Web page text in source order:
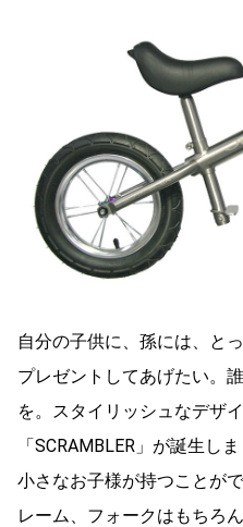
自分の子供に、孫には、と
プレゼントしてあげたい。
を。スタイリッシュなデザ
「SCRAMBLER」が誕生しま
小さなお子様が持つことが
レーム、フォークはもちろ